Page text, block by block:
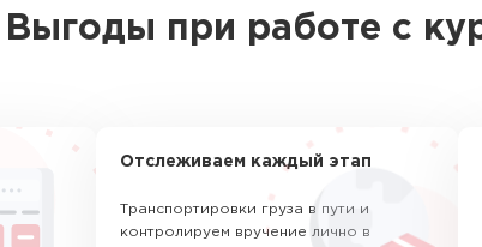
Выгоды при работе с
Отслеживаем каждый этап
Транспортировки груза в пути и
контролируем вручение лично в